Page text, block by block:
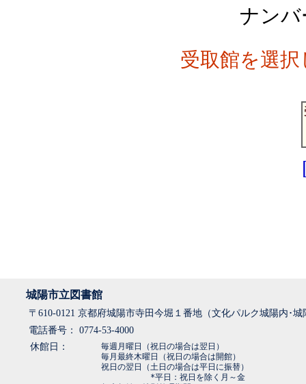
ナン
受取館を選
城陽市立図書館
〒610-0121 京都府城陽市寺田今堀１番地（文化パルク城陽内･
電話番号： 0774-53-4000
休館日：
毎週月曜日（祝日の場合は翌日）
毎月最終木曜日（祝日の場合は開館）
祝日の翌日（土日の場合は平日に振替）
*平日：祝日を除く月～金